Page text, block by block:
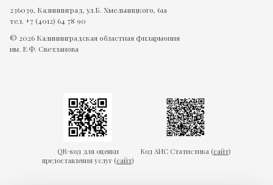
236039, Калининград, ул.Б. Хмельницкого, 61а
тел. +7 (4012) 64 78 90
© 2026 Калининградская областная филармония
им. Е.Ф. Светланова
QR-код для оценки
предоставления услуг (сайт)
Код АИС Статистика (сайт)